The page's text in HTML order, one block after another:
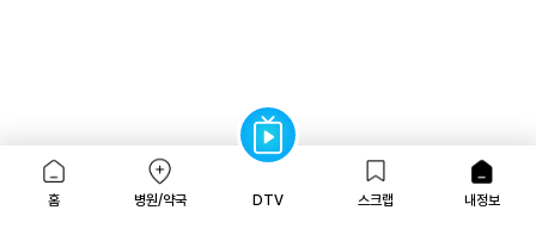
홈 병원/약국 DTV 스크랩 내정보